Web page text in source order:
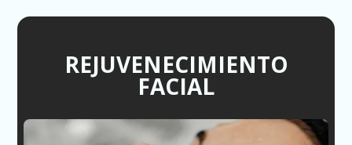
REJUVENECIMIENTO
FACIAL